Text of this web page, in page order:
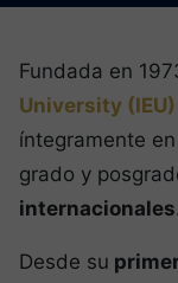
Fundada en
University (IEU)
íntegramente
grado y
internacionales.
Desde su